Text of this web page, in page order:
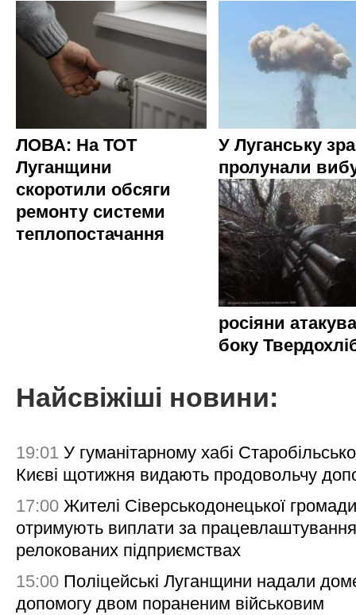
ЛОВА: На ТОТ
Луганщини
скоротили обсяги
ремонту системи
теплопостачання
У Луганську
пролунали
росіяни
боку
Найсвіжіші новини:
19:01 У гуманітарному хабі
Києві щотижня видають продовольчу
17:00 Жителі Сіверськодонецької
отримують виплати за
релокованих підприємствах
15:00 Поліцейські Луганщини надали
допомогу двом пораненим військовим